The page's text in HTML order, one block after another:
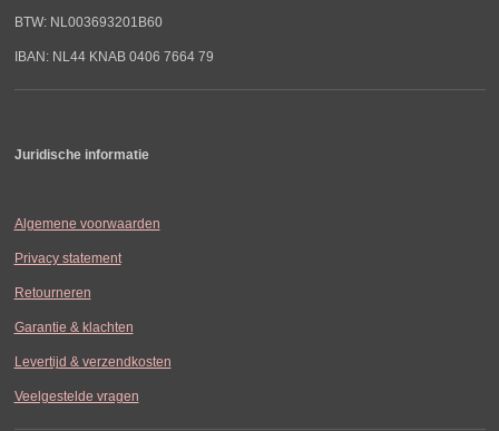
BTW: NL003693201B60
IBAN: NL44 KNAB 0406 7664 79
Juridische informatie
Algemene voorwaarden
Privacy statement
Retourneren
Garantie & klachten
Levertijd & verzendkosten
Veelgestelde vragen